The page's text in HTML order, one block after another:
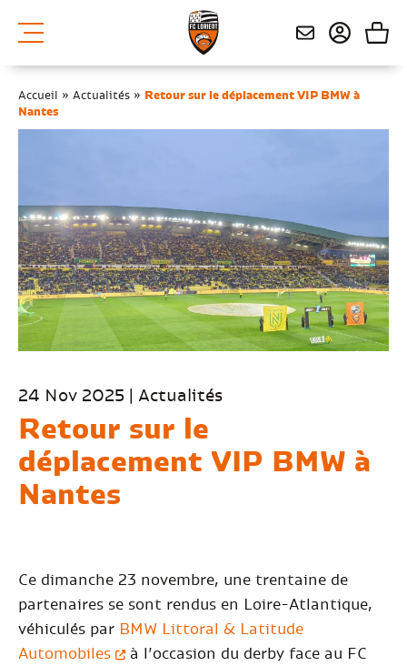
Accueil » Actualités »
Retour sur le déplacement VIP BMW à
Nantes
24 Nov 2025 | Actualités
Retour sur le
déplacement VIP BMW à
Nantes
Ce dimanche 23 novembre, une trentaine de
partenaires se sont rendus en Loire-Atlantique,
véhiculés par BMW Littoral & Latitude
Automobiles
à l’occasion du derby face au FC